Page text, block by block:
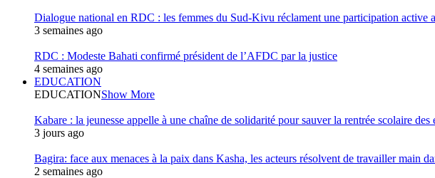
Dialogue national en RDC : les femmes du Sud-Kivu réclament une participation active
3 semaines ago
RDC : Modeste Bahati confirmé président de l’AFDC par la justice
4 semaines ago
EDUCATION
EDUCATIONShow More
Kabare : la jeunesse appelle à une chaîne de solidarité pour sauver la rentrée scolaire des
3 jours ago
Bagira: face aux menaces à la paix dans Kasha, les acteurs résolvent de travailler main
2 semaines ago